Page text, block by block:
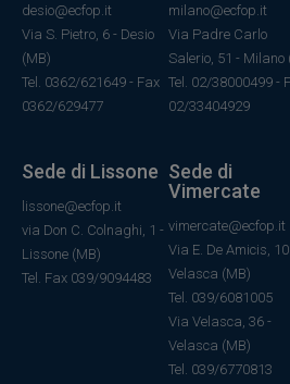
desio@ecfop.it
Via S. Pietro, 6 - Desio
(MB)
Tel. 0362/621649 - Fax
0362/629477
Sede di Lissone
lissone@ecfop.it
via Don C. Colnaghi, 1 -
Lissone (MB)
Tel. Fax 039/9094483
milano@ecfop.it
Via Padre Carlo
Salerio, 51 - Milano
Tel. 02/38000499 -
02/33404929
Sede di
Vimercate
vimercate@ecfop.it
Via E. De Amicis,
Velasca (MB)
Tel. 039/6081005
Via Velasca, 36 -
Velasca (MB)
Tel. 039/6770813